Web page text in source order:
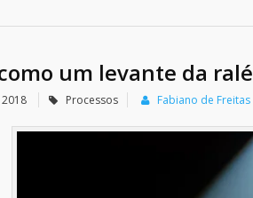
um levante da ralé
Processos Fabiano de Freitas